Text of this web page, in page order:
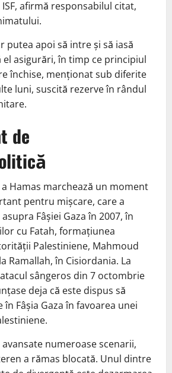
afirmă responsabilul citat,
putea apoi să intre şi să iasă
el asigurări, în timp ce principiul
închise, menţionat sub diferite
luni, suscită rezerve în rândul
de
Hamas marchează un moment
pentru mișcare, care a
Fâșiei Gaza în 2007, în
cu Fatah, formațiunea
Palestiniene, Mahmoud
Ramallah, în Cisiordania. La
sângeros din 7 octombrie
deja că este dispus să
Fâșia Gaza în favoarea unei
numeroase scenarii,
a rămas blocată. Unul dintre